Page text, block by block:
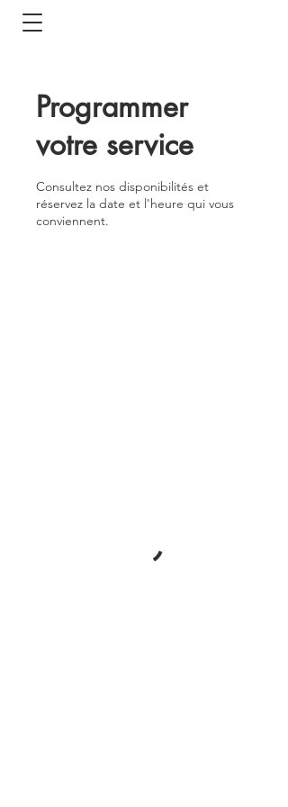
Programmer
votre service
Consultez nos disponibilités et
réservez la date et l'heure qui vous
conviennent.